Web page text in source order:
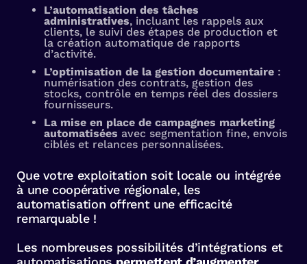
L’automatisation des tâches
administratives, incluant les rappels aux
clients, le suivi des étapes de production et
la création automatique de rapports
d’activité.
L’optimisation de la gestion documentaire :
numérisation des contrats, gestion des
stocks, contrôle en temps réel des dossiers
fournisseurs.
La mise en place de campagnes marketing
automatisées avec segmentation fine, envois
ciblés et relances personnalisées.
Que votre exploitation soit locale ou intégrée
à une coopérative régionale, les
automatisation offrent une efficacité
remarquable !
Les nombreuses possibilités d’intégrations et